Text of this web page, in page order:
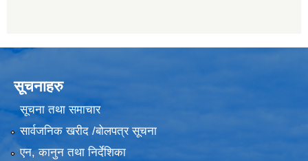
सूचनाहरु
सूचना तथा समाचार
सार्वजनिक खरीद /बोलपत्र सूचना
एन, कानुन तथा निर्देशिका